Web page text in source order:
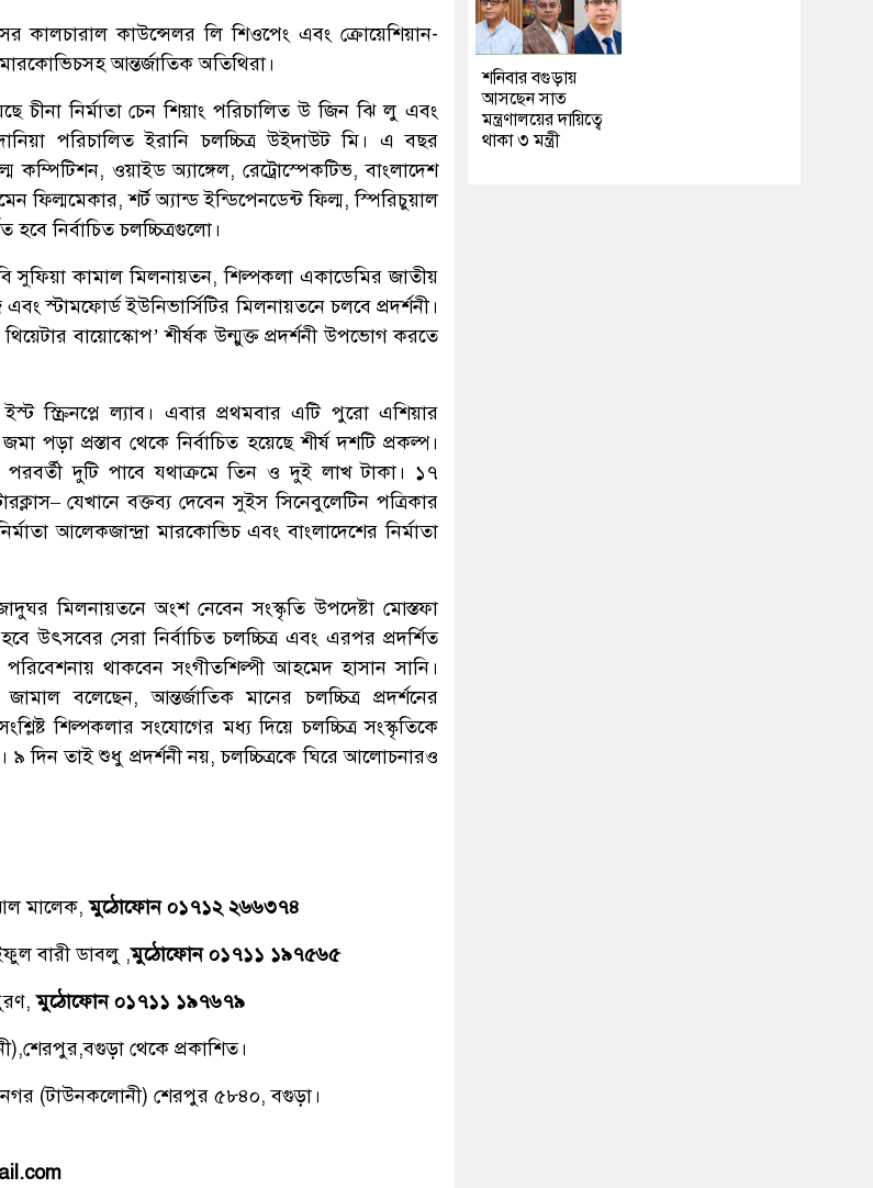
কালচারাল কাউন্সেলর লি শিওপেং এবং ক্রোয়েশিয়ান-
মারকোভিচসহ আন্তর্জাতিক অতিথিরা।
চীনা নির্মাতা চেন শিয়াং পরিচালিত উ জিন ঝি লু এবং
পরিচালিত ইরানি চলচ্চিত্র উইদাউট মি। এ বছর
কম্পিটিশন, ওয়াইড অ্যাঙ্গেল, রেট্রোস্পেকটিভ, বাংলাদেশ
ফিল্মমেকার, শর্ট অ্যান্ড ইন্ডিপেনডেন্ট ফিল্ম, স্পিরিচুয়াল
হবে নির্বাচিত চলচ্চিত্রগুলো।
সুফিয়া কামাল মিলনায়তন, শিল্পকলা একাডেমির জাতীয়
স্টামফোর্ড ইউনিভার্সিটির মিলনায়তনে চলবে প্রদর্শনী।
থিয়েটার বায়োস্কোপ’ শীর্ষক উন্মুক্ত প্রদর্শনী উপভোগ করতে
স্ক্রিনপ্লে ল্যাব। এবার প্রথমবার এটি পুরো এশিয়ার
পড়া প্রস্তাব থেকে নির্বাচিত হয়েছে শীর্ষ দশটি প্রকল্প।
পরবর্তী দুটি পাবে যথাক্রমে তিন ও দুই লাখ টাকা। ১৭
যেখানে বক্তব্য দেবেন সুইস সিনেবুলেটিন পত্রিকার
আলেকজান্দ্রা মারকোভিচ এবং বাংলাদেশের নির্মাতা
মিলনায়তনে অংশ নেবেন সংস্কৃতি উপদেষ্টা মোস্তফা
উৎসবের সেরা নির্বাচিত চলচ্চিত্র এবং এরপর প্রদর্শিত
পরিবেশনায় থাকবেন সংগীতশিল্পী আহমেদ হাসান সানি।
বলেছেন, আন্তর্জাতিক মানের চলচ্চিত্র প্রদর্শনের
শিল্পকলার সংযোগের মধ্য দিয়ে চলচ্চিত্র সংস্কৃতিকে
দিন তাই শুধু প্রদর্শনী নয়, চলচ্চিত্রকে ঘিরে আলোচনারও
মালেক,মুঠোফোন ০১৭১২ ২৬৬৩৭৪
বারী ডাবলু ,মুঠোফোন ০১৭১১ ১৯৭৫৬৫
মুঠোফোন ০১৭১১ ১৯৭৬৭৯
থেকে প্রকাশিত।
(টাউনকলোনী) শেরপুর ৫৮৪০, বগুড়া।
শনিবার বগুড়ায়
আসছেন সাত
মন্ত্রণালয়ের দায়িত্বে
থাকা ৩ মন্ত্রী